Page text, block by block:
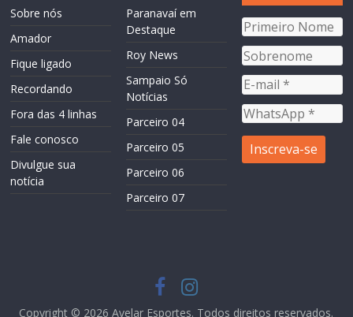
Sobre nós
Amador
Fique ligado
Recordando
Fora das 4 linhas
Fale conosco
Divulgue sua
notícia
Paranavaí em
Destaque
Roy News
Sampaio Só
Notícias
Parceiro 04
Parceiro 05
Parceiro 06
Parceiro 07
Copyright © 2026Avelar Esportes. Todos direitos reservados.